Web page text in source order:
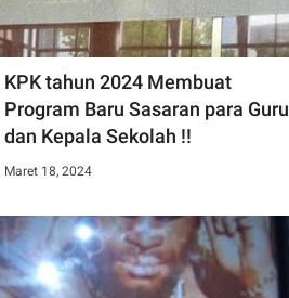
KPK tahun 2024 Membuat
Program Baru Sasaran para Guru
dan Kepala Sekolah !!
Maret 18, 2024